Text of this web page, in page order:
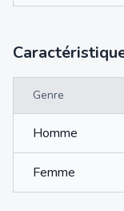
Genre
Homme
Femme